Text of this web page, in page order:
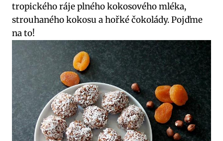
tropického ráje plného kokosového mléka,
strouhaného kokosu a hořké čokolády. Pojďme
na to!